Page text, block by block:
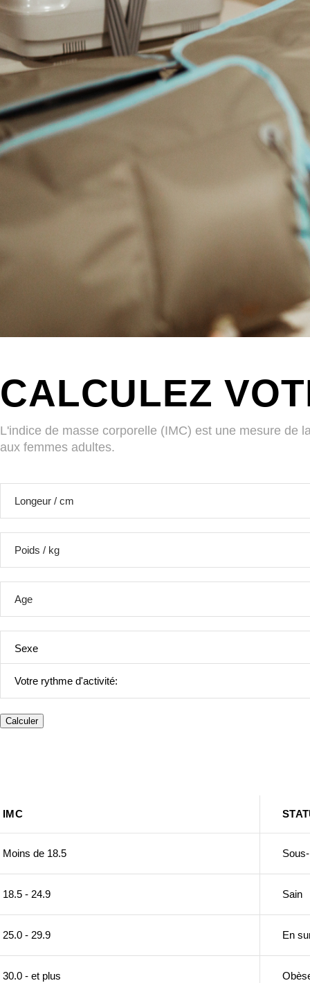
CALCULEZ
L'indice de masse corporelle (IMC) est une mesure de
aux femmes adultes.
Calculer
IMC
Moins de 18.5
18.5 - 24.9 Sain
25.0 - 29.9 En
30.0 - et plus